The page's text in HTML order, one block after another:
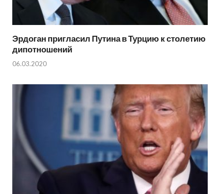
Эрдоган пригласил Путина в Турцию к столетию
дипотношений
06.03.2020